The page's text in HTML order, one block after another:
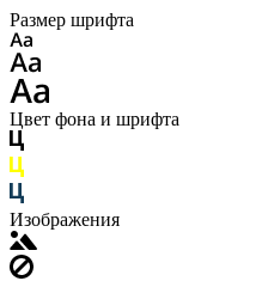
Размер шрифта
Цвет фона и шрифта
Изображения